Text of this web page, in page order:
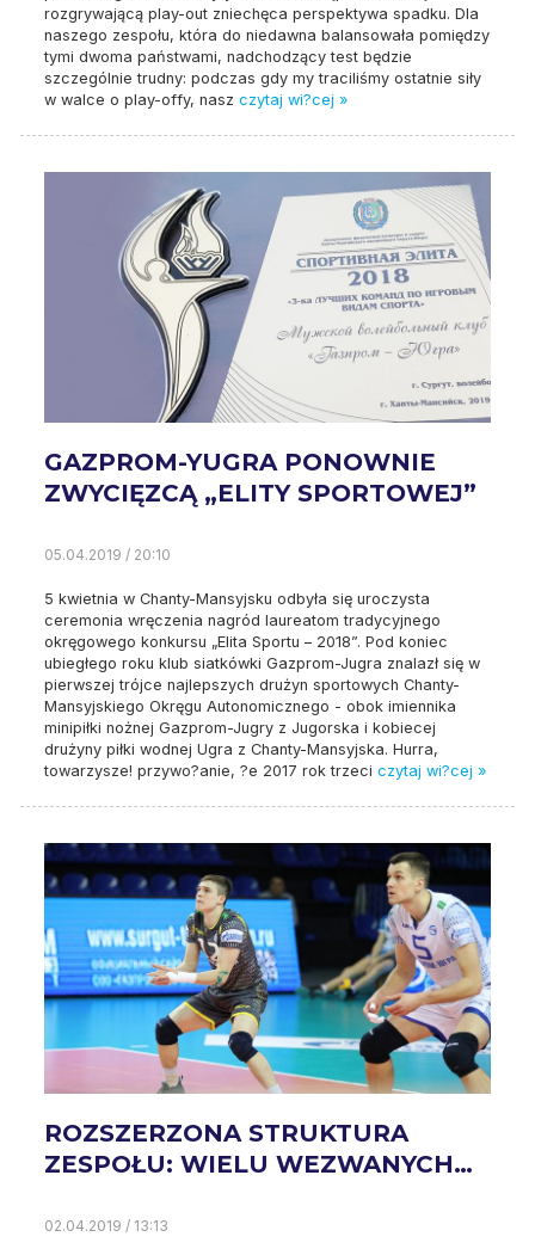
rozgrywającą play-out zniechęca perspektywa spadku. Dla
naszego zespołu, która do niedawna balansowała pomiędzy
tymi dwoma państwami, nadchodzący test będzie
szczególnie trudny: podczas gdy my traciliśmy ostatnie siły
w walce o play-offy, nasz czytaj wi?cej »
GAZPROM-YUGRA PONOWNIE
ZWYCIĘZCĄ „ELITY SPORTOWEJ”
05.04.2019 / 20:10
5 kwietnia w Chanty-Mansyjsku odbyła się uroczysta
ceremonia wręczenia nagród laureatom tradycyjnego
okręgowego konkursu „Elita Sportu – 2018”. Pod koniec
ubiegłego roku klub siatkówki Gazprom-Jugra znalazł się w
pierwszej trójce najlepszych drużyn sportowych Chanty-
Mansyjskiego Okręgu Autonomicznego - obok imiennika
minipiłki nożnej Gazprom-Jugry z Jugorska i kobiecej
drużyny piłki wodnej Ugra z Chanty-Mansyjska. Hurra,
towarzysze! przywo?anie, ?e 2017 rok trzeci czytaj wi?cej »
ROZSZERZONA STRUKTURA
ZESPOŁU: WIELU WEZWANYCH…
02.04.2019 / 13:13